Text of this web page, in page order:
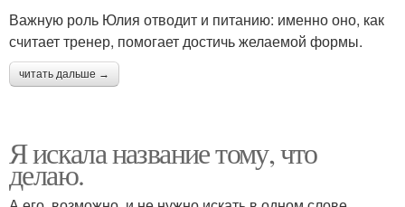
Важную роль Юлия отводит и питанию: именно оно, как
считает тренер, помогает достичь желаемой формы.
читать дальше →
Я искала название тому, что
делаю.